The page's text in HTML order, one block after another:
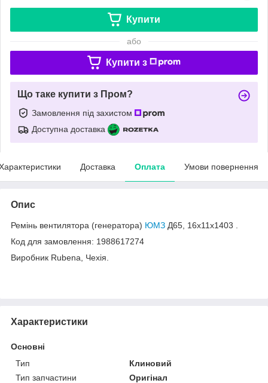
Купити
або
Купити з
Що таке купити з Пром?
Замовлення під захистом
Доступна доставка
Доставка Оплата Умови повернення
Опис
Ремінь вентилятора (генератора) ЮМЗ Д65, 16х11х1403 .
Код для замовлення: 1988617274
Виробник Rubena, Чехія.
Характеристики
Основні
Тип
Клиновий
Тип запчастини
Оригінал